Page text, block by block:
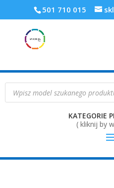
501 710 015
Wyszukiwarka
produktów
KATEGORIE
( kliknij by